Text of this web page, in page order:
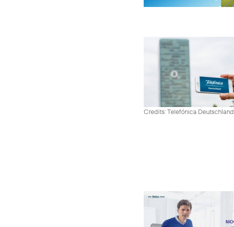
Credits: Telefónica Deutschland